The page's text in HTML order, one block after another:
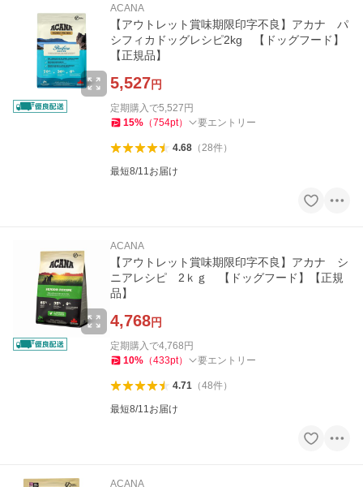
ACANA
【アウトレット賞味期限印字不良】アカナ パ
シフィカドッグレシピ2kg 【ドッグフード】
【正規品】
5,527円
定期購入で5,527 円
15% （754pt） 要エントリー
4.68（28件）
最短8/11お届け
ACANA
【アウトレット賞味期限印字不良】アカナ シ
ニアレシピ 2ｋｇ 【ドッグフード】【正規
品】
4,768円
定期購入で4,768 円
10% （433pt） 要エントリー
4.71（48件）
最短8/11お届け
ACANA